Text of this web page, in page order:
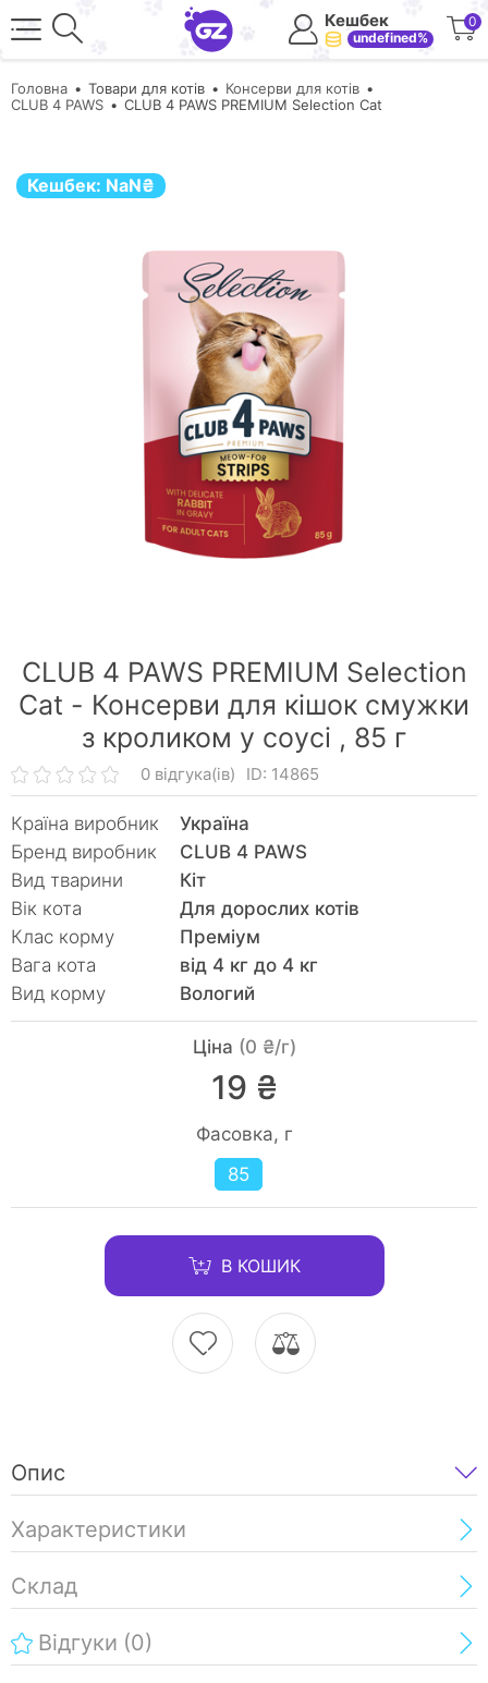
Кешбек
undefined%
0
Головна Товари для котів
Консерви для котів
CLUB 4 PAWS
CLUB 4 PAWS PREMIUM Selection Cat
Кешбек: NaN₴
CLUB 4 PAWS PREMIUM Selection
Cat - Консерви для кішок смужки
з кроликом у соусі , 85 г
0 відгука(ів) ID: 14865
Країна виробник
Україна
Бренд виробник
CLUB 4 PAWS
Вид тварини
Кiт
Вік кота
Для дорослих котів
Клас корму
Преміум
Вага кота
від 4 кг до 4 кг
Вид корму
Вологий
Ціна (0 ₴/г)
19 ₴
Фасовка, г
85
В КОШИК
Опис
Характеристики
Склад
Відгуки (0)